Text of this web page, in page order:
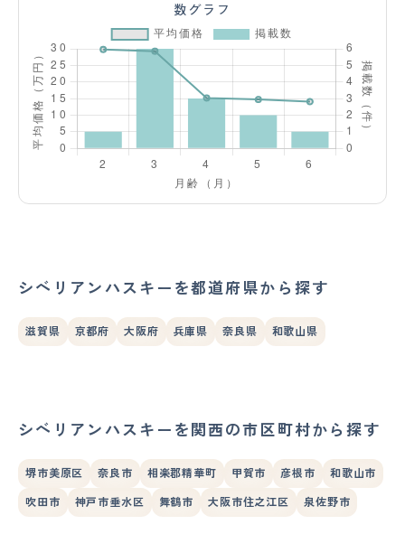
数グラフ
シベリアンハスキーを都道府県から探す
滋賀県 京都府 大阪府 兵庫県 奈良県 和歌山県
シベリアンハスキーを関西の市区町村から探す
堺市美原区 奈良市 相楽郡精華町 甲賀市 彦根市 和歌山市
吹田市 神戸市垂水区 舞鶴市 大阪市住之江区 泉佐野市